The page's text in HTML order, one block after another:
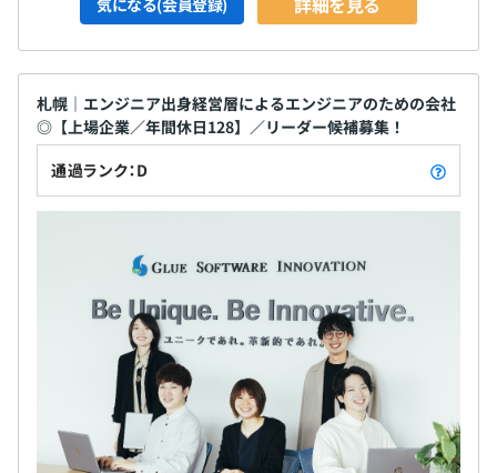
気になる(会員登録)
札幌｜エンジニア出身経営層によるエンジニアのための会社
◎【上場企業／年間休日128】／リーダー候補募集！
通過ランク：D